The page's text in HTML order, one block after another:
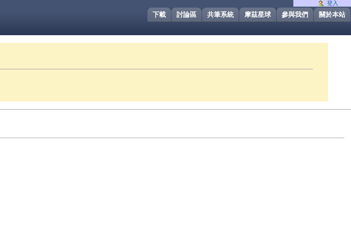
關於本站
參與我們
摩茲星球
共筆系統
討論區
下載
登入